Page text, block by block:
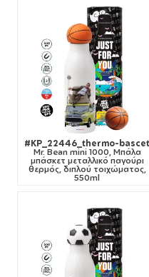
#KP_22446_thermo-bascet
Mr. Bean mini 1000, Μπάλα
μπάσκετ μεταλλικό παγούρι
θερμός, διπλού τοιχώματος,
550ml